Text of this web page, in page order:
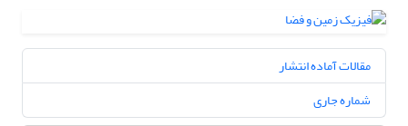
مقالات آماده انتشار
شماره جاری